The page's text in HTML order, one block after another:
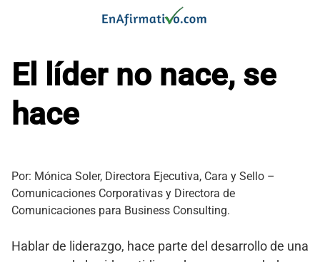
El líder no nace, se
hace
Por: Mónica Soler, Directora Ejecutiva, Cara y Sello –
Comunicaciones Corporativas y Directora de
Comunicaciones para Business Consulting.
Hablar de liderazgo, hace parte del desarrollo de una